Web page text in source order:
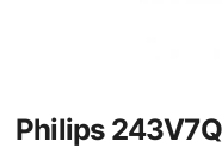
Philips